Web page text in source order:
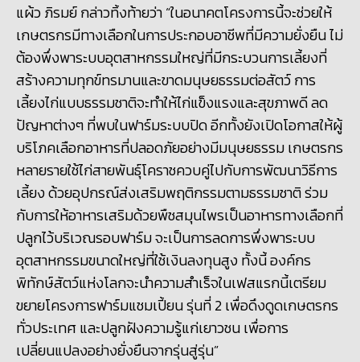
แผ้ว ภิรมย์​ กล่าวทิ้งท้ายว่า “ในอนาคตโครงการนี้จะช่วยให้
เกษตรกรมีทางเลือกในการประกอบอาชีพที่มีความยั่งยืน ไม่
ต้องพึ่งพาระบบอุตสาหกรรมใหญ่ที่มีกระบวนการเลี้ยงที่
สร้างความทุกข์ทรมานและขาดมนุษยธรรมต่อสัตว์ การ
เลี้ยงไก่แบบธรรมชาติจะทำให้ไก่แข็งแรงและสุขภาพดี ลด
ปัญหาต่างๆ ที่พบในฟาร์มระบบปิด อีกทั้งยังเปิดโอกาสให้ผู้
บริโภคเลือกอาหารที่ปลอดภัยอย่างมีมนุษยธรรม เกษตรกร
หลายรายใช้ไก่สายพันธุ์โคราชควบคู่ไปกับการพัฒนาวิธีการ
เลี้ยง ด้วยอุปกรณ์ส่งเสริมพฤติกรรมตามธรรมชาติ ร่วม
กับการให้อาหารเสริมด้วยพืชสมุนไพรเป็นอาหารทางเลือกที่
ปลูกไว้บริเวณรอบฟาร์ม จะเป็นการลดการพึ่งพาระบบ
อุตสาหกรรมขนาดใหญ่ที่ใช้เงินลงทุนสูง ทั้งนี้ องค์กร
พิทักษ์สัตว์แห่งโลกจะนำความสำเร็จในเฟสแรกนี้เตรียม
ขยายโครงการฟาร์มแชมเปี้ยน รุ่นที่ 2 เพื่อดึงดูดเกษตรกร
ทั่วประเทศ และปลูกฝังความรู้แก่เยาวชน เพื่อการ
เปลี่ยนแปลงอย่างยั่งยืนจากรุ่นสู่รุ่น”